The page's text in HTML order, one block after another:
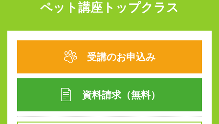
ペット講座トップクラス
受講のお申込み
資料請求（無料）